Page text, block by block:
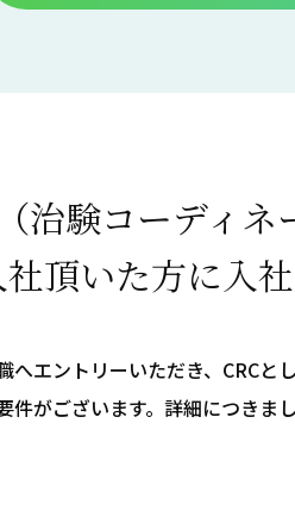
治験コーディネ
社頂いた方に入
へエントリーいただき、CRC
件がございます。詳細につきま